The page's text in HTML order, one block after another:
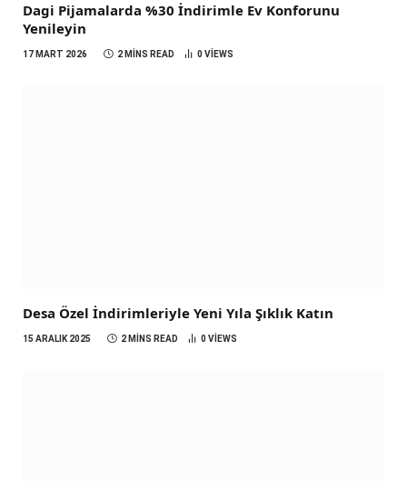
Dagi Pijamalarda %30 İndirimle Ev Konforunu
Yenileyin
17 MART 2026 2 MINS READ 0 VIEWS
Desa Özel İndirimleriyle Yeni Yıla Şıklık Katın
15 ARALIK 2025 2 MINS READ 0 VIEWS